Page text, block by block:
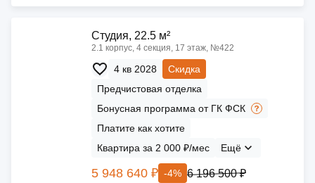
Cтудия, 22.5 м²
2.1 корпус, 4 секция, 17 этаж, №422
4 кв 2028
Скидка
Предчистовая отделка
Бонусная программа от ГК ФСК
Платите как хотите
Квартира за 2 000 ₽/мес
Ещё
5 948 640 ₽ -4% 6 196 500 ₽